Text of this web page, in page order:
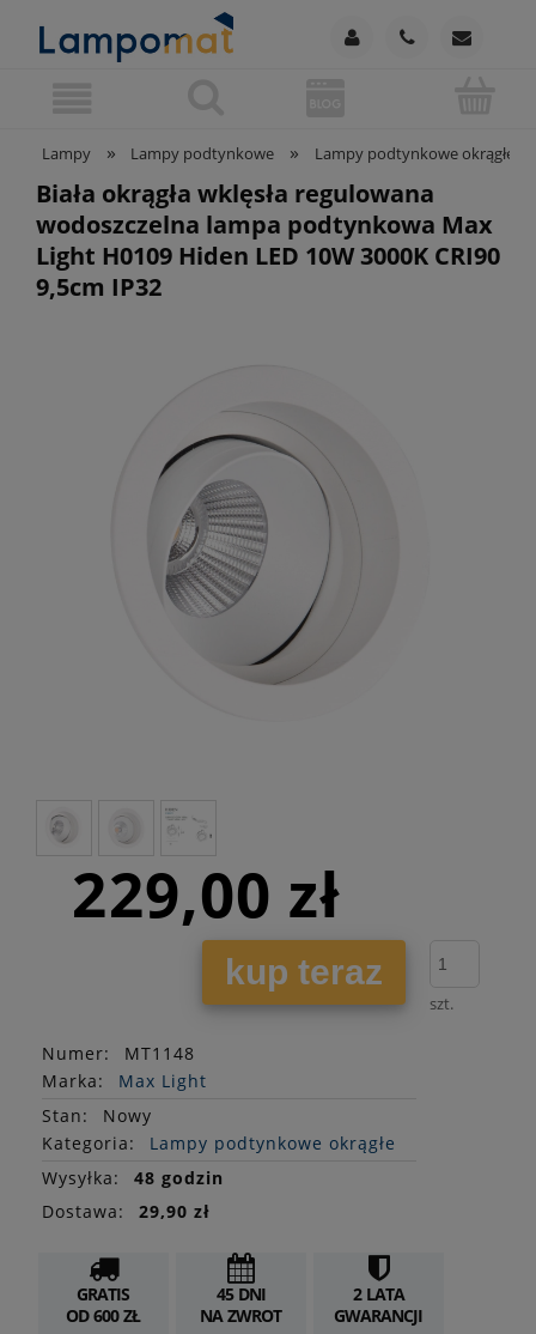
Lampy » Lampy podtynkowe » Lampy podtynkowe okrągłe
Biała okrągła wklęsła regulowana
wodoszczelna lampa podtynkowa Max
Light H0109 Hiden LED 10W 3000K CRI90
9,5cm IP32
229,00 zł
kup teraz
szt.
Numer:
MT1148
Marka:
Max Light
Stan:
Nowy
Kategoria:
Lampy podtynkowe okrągłe
Wysyłka:
48 godzin
Dostawa:
29,90 zł
GRATIS
OD 600 ZŁ
45 DNI
NA ZWROT
2 LATA
GWARANCJI